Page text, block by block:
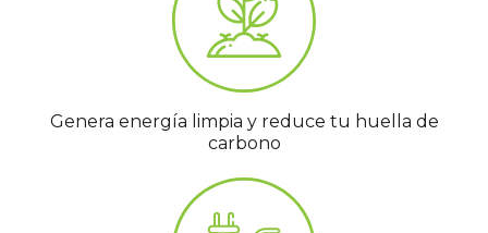
Genera energía limpia y reduce tu huella de
carbono